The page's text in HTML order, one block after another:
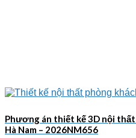
Phương án thiết kế 3D nội
Hà Nam – 2026NM656